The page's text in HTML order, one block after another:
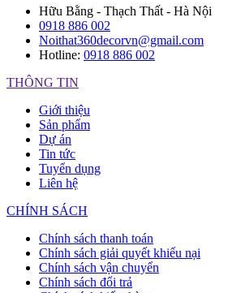
Hữu Bằng - Thạch Thất - Hà Nội
0918 886 002
Noithat360decorvn@gmail.com
Hotline: 0918 886 002
THÔNG TIN
Giới thiệu
Sản phẩm
Dự án
Tin tức
Tuyển dụng
Liên hệ
CHÍNH SÁCH
Chính sách thanh toán
Chính sách giải quyết khiếu nại
Chính sách vận chuyển
Chính sách đổi trả